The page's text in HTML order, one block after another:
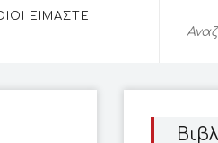
ΕΙΜΑΣΤΕ